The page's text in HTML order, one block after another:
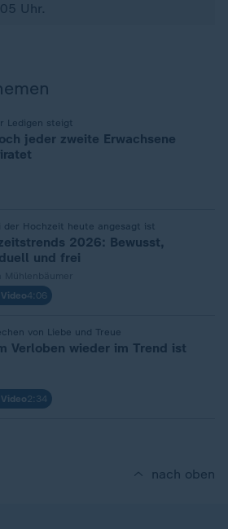
Uhr.
Ledigen steigt
jeder zweite Erwachsene
der Hochzeit heute angesagt ist
2026: Bewusst,
und frei
4:06
von Liebe und Treue
Verloben wieder im Trend ist
2:34
nach oben